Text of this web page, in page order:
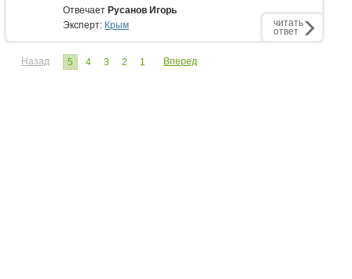
Отвечает Русанов Игорь
Эксперт: Крым читать
ответ
Назад 5 4 3 2 1 Вперед